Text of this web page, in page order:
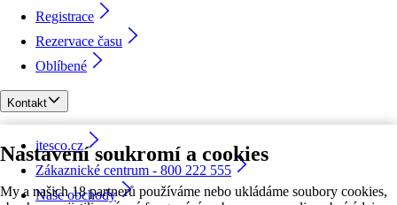
Nastavení soukromí a cookies
My a našich 18 partnerů používáme nebo ukládáme soubory cookies,
Registrace
Rezervace času
Oblíbené
Kontakt
itesco.cz
Zákaznické centrum - 800 222 555
Naše obchody